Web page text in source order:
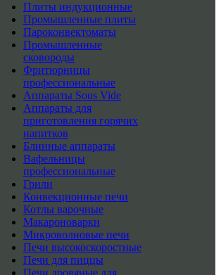
Плиты индукционные
Промышленные плиты
Пароконвектоматы
Промышленные
сковороды
Фритюрницы
профессиональные
Аппараты Sous Vide
Аппараты для
приготовления горячих
напитков
Блинные аппараты
Вафельницы
профессиональные
Грили
Конвекционные печи
Котлы варочные
Макароноварки
Микроволновые печи
Печи высокоскоростные
Печи для пиццы
Печи дровяные для